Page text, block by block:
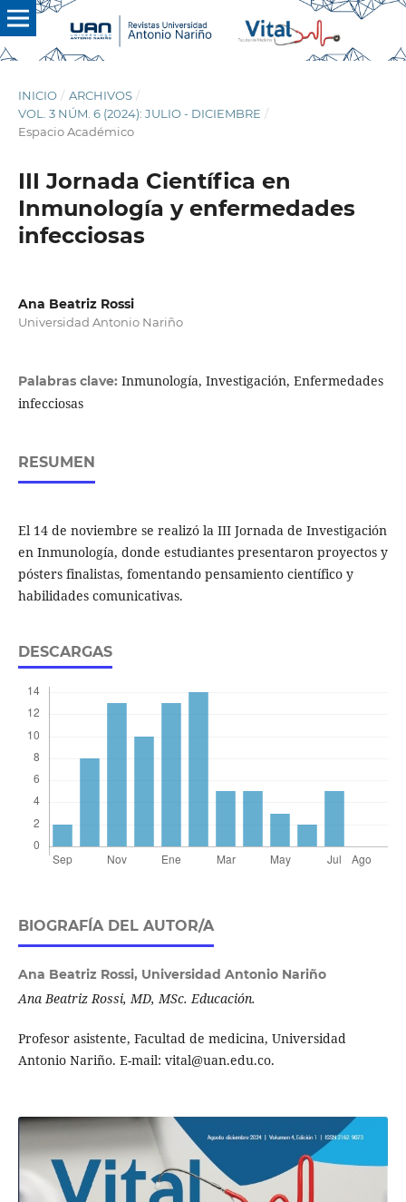
INICIO / ARCHIVOS /
VOL. 3 NÚM. 6 (2024): JULIO - DICIEMBRE /
Espacio Académico
III Jornada Científica en
Inmunología y enfermedades
infecciosas
Ana Beatriz Rossi
Universidad Antonio Nariño
Palabras clave: Inmunología, Investigación, Enfermedades
infecciosas
RESUMEN
El 14 de noviembre se realizó la III Jornada de Investigación
en Inmunología, donde estudiantes presentaron proyectos y
pósters finalistas, fomentando pensamiento científico y
habilidades comunicativas.
DESCARGAS
BIOGRAFÍA DEL AUTOR/A
Ana Beatriz Rossi, Universidad Antonio Nariño
Ana Beatriz Rossi, MD, MSc. Educación.
Profesor asistente, Facultad de medicina, Universidad
Antonio Nariño. E-mail: vital@uan.edu.co.